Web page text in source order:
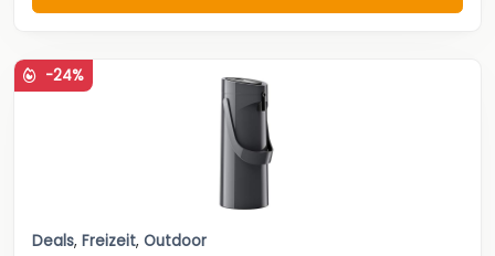
-24%
Deals, Freizeit, Outdoor